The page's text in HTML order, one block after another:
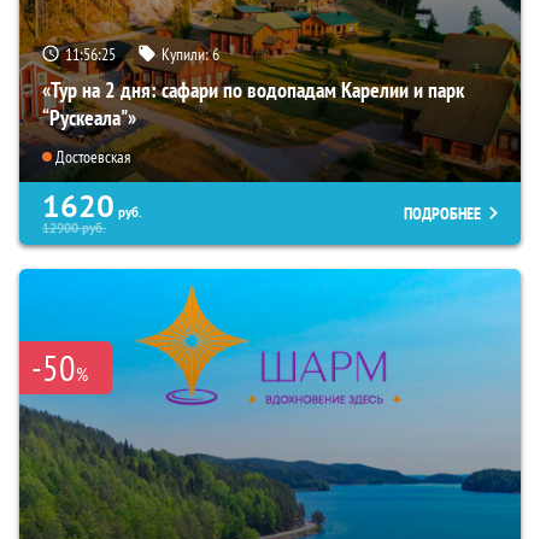
11:56:24 Купили:6
«Тур на 2 дня: сафари по водопадам Карелии и парк
“Рускеала"»
Достоевская
1620 руб.
12900руб.
ПОДРОБНЕЕ
-50%